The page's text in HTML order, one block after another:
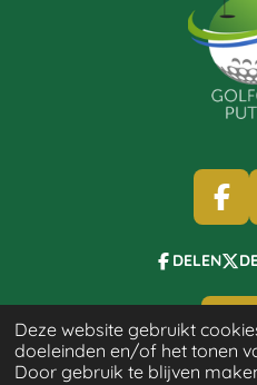
Deze website gebruikt
doeleinden en/of het tonen
Door gebruik te blijven
F
C
O
O
DELEN
© 2021 - 2026 Golfclub Putten